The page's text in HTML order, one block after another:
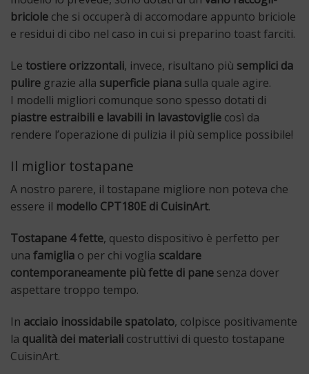
briciole che si occuperà di accomodare appunto briciole
e residui di cibo nel caso in cui si preparino toast farciti.
Le tostiere orizzontali, invece, risultano più semplici da
pulire grazie alla superficie piana sulla quale agire.
I modelli migliori comunque sono spesso dotati di
piastre estraibili e lavabili in lavastoviglie così da
rendere l’operazione di pulizia il più semplice possibile!
Il miglior tostapane
A nostro parere, il tostapane migliore non poteva che
essere il modello CPT180E di CuisinArt.
Tostapane 4 fette, questo dispositivo è perfetto per
una famiglia o per chi voglia scaldare
contemporaneamente più fette di pane senza dover
aspettare troppo tempo.
In acciaio inossidabile spatolato, colpisce positivamente
la qualità dei materiali costruttivi di questo tostapane
CuisinArt.